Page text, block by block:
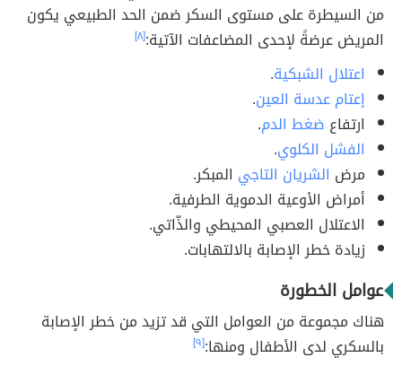
من السيطرة على مستوى السكر ضمن الحد الطبيعي يكون
المريض عرضةً لإحدى المضاعفات الآتية:[٨]
اعتلال الشبكية.
إعتام عدسة العين.
ارتفاع ضغط الدم.
الفشل الكلوي.
مرض الشريان التاجي المبكر.
أمراض الأوعية الدموية الطرفية.
الاعتلال العصبي المحيطي والذّاتي.
زيادة خطر الإصابة بالالتهابات.
عوامل الخطورة
هناك مجموعة من العوامل التي قد تزيد من خطر الإصابة
بالسكري لدى الأطفال ومنها:[٩]